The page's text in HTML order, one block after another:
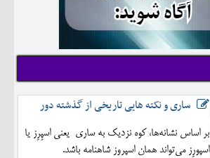
ساری و نکته هایی تاریخی از گذشته دور
بر اساس نشانه‌ها، کوه نزدیک به ساری یعنی اسپِرِز یا
اسپورِز می‌تواند همان اسپروز شاهنامه باشد.